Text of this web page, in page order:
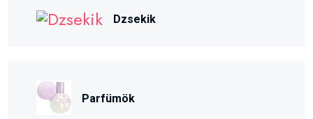
Dzsekik
Parfümök